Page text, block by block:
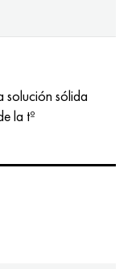
solución sólida
la tº